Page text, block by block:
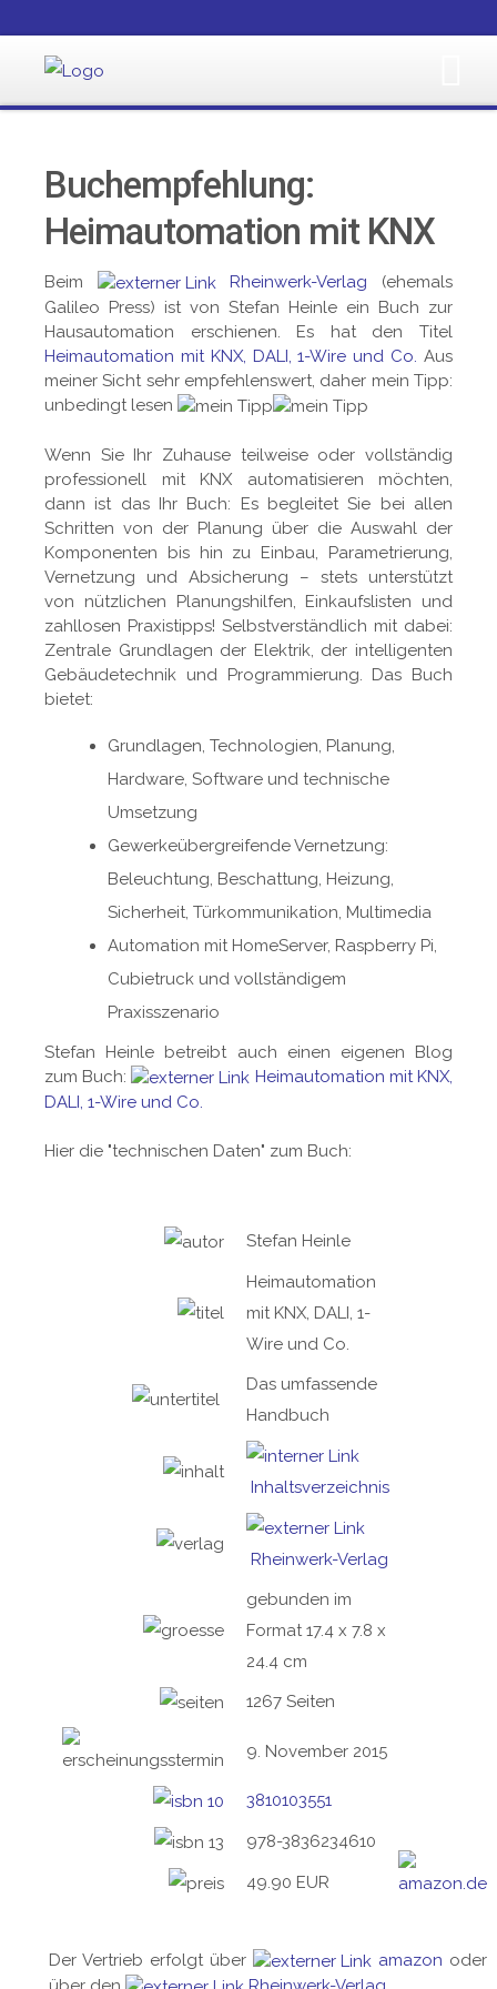
Buchempfehlung:
Heimautomation mit KNX
Beim Rheinwerk-Verlag (ehemals
Galileo Press) ist von Stefan Heinle ein Buch zur
Hausautomation erschienen. Es hat den Titel
Heimautomation mit KNX, DALI, 1-Wire und Co. Aus
meiner Sicht sehr empfehlenswert, daher mein Tipp:
unbedingt lesen
Wenn Sie Ihr Zuhause teilweise oder vollständig
professionell mit KNX automatisieren möchten,
dann ist das Ihr Buch: Es begleitet Sie bei allen
Schritten von der Planung über die Auswahl der
Komponenten bis hin zu Einbau, Parametrierung,
Vernetzung und Absicherung – stets unterstützt
von nützlichen Planungshilfen, Einkaufslisten und
zahllosen Praxistipps! Selbstverständlich mit dabei:
Zentrale Grundlagen der Elektrik, der intelligenten
Gebäudetechnik und Programmierung. Das Buch
bietet:
Grundlagen, Technologien, Planung,
Hardware, Software und technische
Umsetzung
Gewerkeübergreifende Vernetzung:
Beleuchtung, Beschattung, Heizung,
Sicherheit, Türkommunikation, Multimedia
Automation mit HomeServer, Raspberry Pi,
Cubietruck und vollständigem
Praxisszenario
Stefan Heinle betreibt auch einen eigenen Blog
zum Buch:
Heimautomation mit KNX,
DALI, 1-Wire und Co.
Hier die "technischen Daten" zum Buch:
Stefan Heinle
Heimautomation
mit KNX, DALI, 1-
Wire und Co.
Das umfassende
Handbuch
Inhaltsverzeichnis
Rheinwerk-Verlag
gebunden im
Format 17.4 x 7.8 x
24.4 cm
1267 Seiten
9. November 2015
3810103551
978-3836234610
49.90 EUR
Der Vertrieb erfolgt über amazon oder